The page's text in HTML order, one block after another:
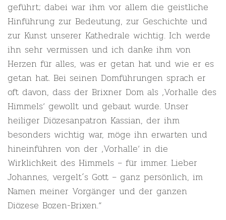
geführt; dabei war ihm vor allem die geistliche
Hinführung zur Bedeutung, zur Geschichte und
zur Kunst unserer Kathedrale wichtig. Ich werde
ihn sehr vermissen und ich danke ihm von
Herzen für alles, was er getan hat und wie er es
getan hat. Bei seinen Domführungen sprach er
oft davon, dass der Brixner Dom als ‚Vorhalle des
Himmels‘ gewollt und gebaut wurde. Unser
heiliger Diözesanpatron Kassian, der ihm
besonders wichtig war, möge ihn erwarten und
hineinführen von der ‚Vorhalle‘ in die
Wirklichkeit des Himmels – für immer. Lieber
Johannes, vergelt´s Gott – ganz persönlich, im
Namen meiner Vorgänger und der ganzen
Diözese Bozen-Brixen.“